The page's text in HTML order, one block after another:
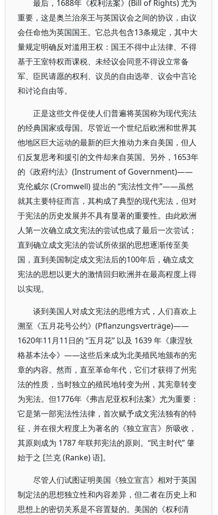
最后，1688年《权利法案》(Bill of Rights) 尤为
重要，这是奥兰治亲王与英国议会之间的协议，由议
会任命他为英国国王。它总共包含13条规定，其中大
量规定明确反对滥用王权：国王不得中止法律、不得
基于王室特权而课税、未经议会同意不得设立常备
军、臣民请愿的权利、议员的自由选举、议会中言论
和讨论自由等。
正是这些文件促使人们普遍将英国称为现代宪法
的经典国家或母国。尽管近一个世纪后欧洲和世界其
他地区巨大运动的最新的巨大推动力来自美国，但人
们反复思考和援引的文件却来自英国。另外，1653年
的《政府约法》(Instrument of Government)——
克伦威尔 (Cromwell) 提出的 “宪法性文件”——虽然
就其主要特征而言，其构成了典型的现代宪法，但对
于宪法的历史发展并不具有显著的重要性。由此欧洲
人第一次确立成文宪法的尝试也成了最后一次尝试；
直到确立成文宪法的尝试所依据的思想逐渐传至美
国，直到美国制定成文宪法后的100年后，确立成文
宪法的思想以更大的激情回归欧洲并在最高程度上得
以实现。
谈到美国人对成文宪法的思维方式，人们喜欢上
溯至《五月花号公约》(Pflanzungsverträge)——
1620年11月11日的 “五月花” 以及 1639 年《康涅狄
格基本法令》——这些后来成为北美殖民地颁布的宪
章的内容。然而，直至革命年代，它们才获得了州宪
法的性质，当时独立的殖民地转变为州，其宪章转变
为宪法。但1776年《弗吉尼亚权利法案》尤为重要：
它是第一部宪法性法律，首次赋予成文宪法独有的特
征，并在很大程度上为著名的《独立宣言》所吸收，
其原则成为 1787 年联邦宪法的原则。“民主时代” 肇
始于之 [兰克 (Ranke) 语]。
尽管人们试图证明美国《独立宣言》相对于英国
制定法的思想独立性和内容差异，但二者在历史上和
思想上的密切关系是不容置疑的。美国的《权利清